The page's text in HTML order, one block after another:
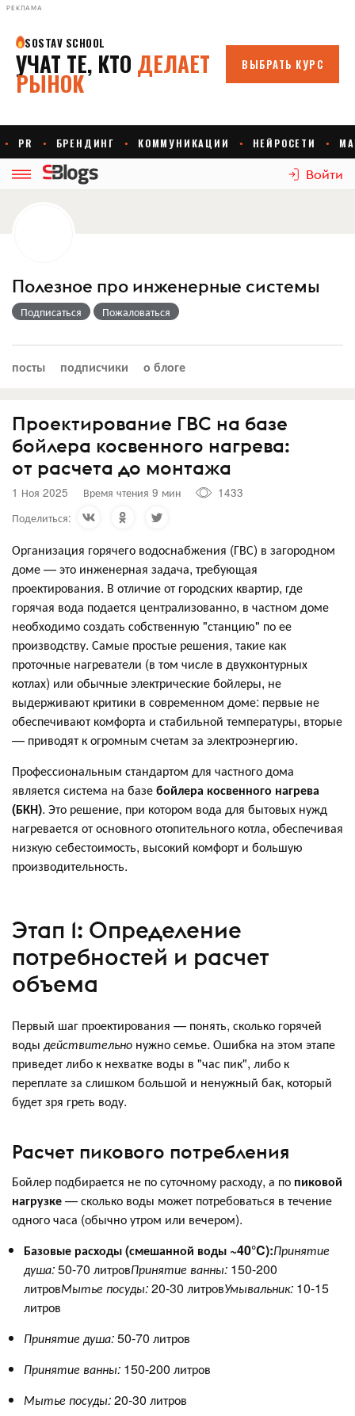
РЕКЛАМА
Войти
Полезное про инженерные системы
Подписаться Пожаловаться
посты подписчики о блоге
Проектирование ГВС на базе
бойлера косвенного нагрева:
от расчета до монтажа
1 Ноя 2025 Время чтения 9 мин
1433
Поделиться:
Организация горячего водоснабжения (ГВС) в загородном
доме — это инженерная задача, требующая
проектирования. В отличие от городских квартир, где
горячая вода подается централизованно, в частном доме
необходимо создать собственную "станцию" по ее
производству. Самые простые решения, такие как
проточные нагреватели (в том числе в двухконтурных
котлах) или обычные электрические бойлеры, не
выдерживают критики в современном доме: первые не
обеспечивают комфорта и стабильной температуры, вторые
— приводят к огромным счетам за электроэнергию.
Профессиональным стандартом для частного дома
является система на базебойлера косвенного нагрева
(БКН). Это решение, при котором вода для бытовых нужд
нагревается от основного отопительного котла, обеспечивая
низкую себестоимость, высокий комфорт и большую
производительность.
Этап 1: Определение
потребностей и расчет
объема
Первый шаг проектирования — понять, сколько горячей
воды действительно нужно семье. Ошибка на этом этапе
приведет либо к нехватке воды в "час пик", либо к
переплате за слишком большой и ненужный бак, который
будет зря греть воду.
Расчет пикового потребления
Бойлер подбирается не по суточному расходу, а по пиковой
нагрузке— сколько воды может потребоваться в течение
одного часа (обычно утром или вечером).
Базовые расходы (смешанной воды ~40°C):Принятие
душа:50-70 литровПринятие ванны: 150-200
литровМытье посуды:20-30 литровУмывальник: 10-15
литров
Принятие душа:50-70 литров
Принятие ванны: 150-200 литров
Мытье посуды:20-30 литров